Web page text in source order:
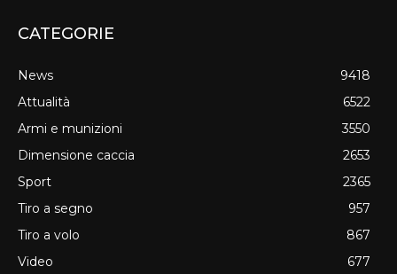
CATEGORIE
News
9418
Attualità
6522
Armi e munizioni
3550
Dimensione caccia
2653
Sport
2365
Tiro a segno
957
Tiro a volo
867
Video
677